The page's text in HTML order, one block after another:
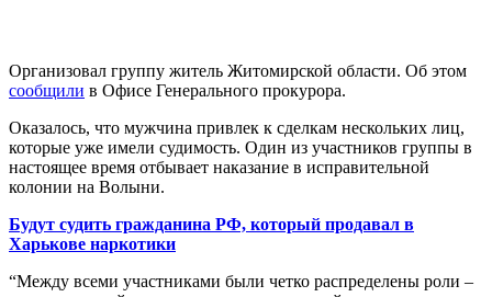
Организовал группу житель Житомирской области. Об этом
сообщили в Офисе Генерального прокурора.
Оказалось, что мужчина привлек к сделкам нескольких лиц,
которые уже имели судимость. Один из участников группы в
настоящее время отбывает наказание в исправительной
колонии на Волыни.
Будут судить гражданина РФ, который продавал в
Харькове наркотики
“Между всеми участниками были четко распределены роли –